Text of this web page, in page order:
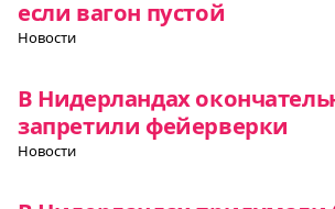
если вагон пустой
Новости
В Нидерландах
запретили фейерверки
Новости